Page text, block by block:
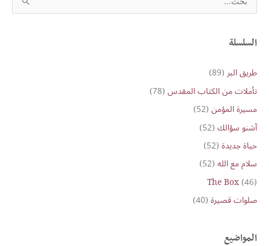
e
r
h
f
o
r
:
السلسلة
طريق البر(89)
تأملات من الكتاب المقدس(78)
مسيرة المؤمن(52)
آشنو سؤالك(52)
حياة جديدة(52)
سلام مع الله(52)
The Box(46)
صلوات قصيرة(40)
المواضيع